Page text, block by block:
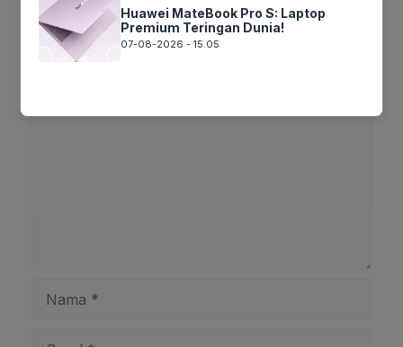
Tinggalkan komentar
Huawei MateBook Pro S: Laptop
Premium Teringan Dunia!
07-08-2026 - 15.05